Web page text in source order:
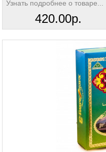
Узнать подробнее о товаре...
420.00р.